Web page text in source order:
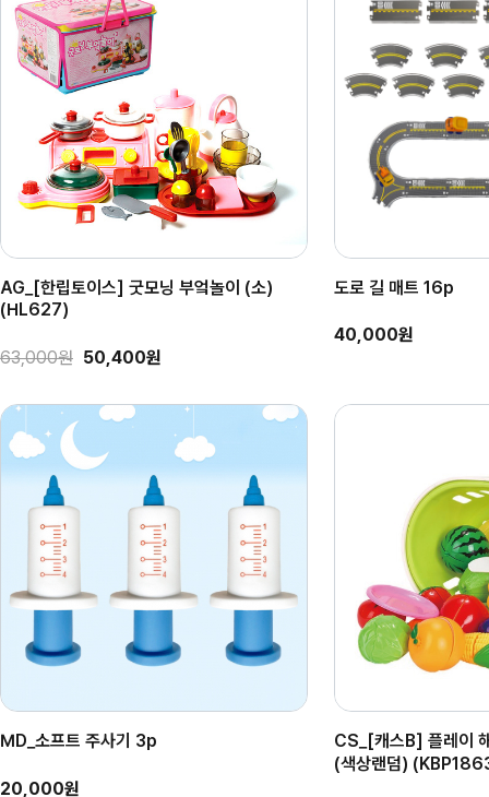
AG_[한립토이스] 굿모닝 부엌놀이 (소)
(HL627)
63,000원 50,400원
도로 길 매트 16p
40,000원
MD_소프트 주사기 3p
20,000원
CS_[캐스B] 플레이
(색상랜덤)